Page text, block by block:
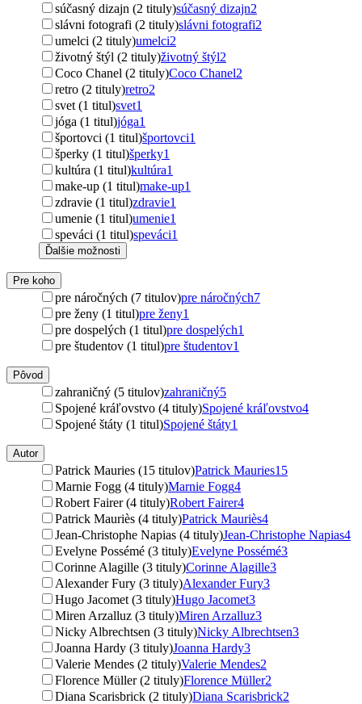
súčasný dizajn (2 tituly)súčasný dizajn2
slávni fotografi (2 tituly)slávni fotografi2
umelci (2 tituly)umelci2
životný štýl (2 tituly)životný štýl2
Coco Chanel (2 tituly)Coco Chanel2
retro (2 tituly)retro2
svet (1 titul)svet1
jóga (1 titul)jóga1
športovci (1 titul)športovci1
šperky (1 titul)šperky1
kultúra (1 titul)kultúra1
make-up (1 titul)make-up1
zdravie (1 titul)zdravie1
umenie (1 titul)umenie1
speváci (1 titul)speváci1
Ďalšie možnosti
Pre koho
pre náročných (7 titulov)pre náročných7
pre ženy (1 titul)pre ženy1
pre dospelých (1 titul)pre dospelých1
pre študentov (1 titul)pre študentov1
Pôvod
zahraničný (5 titulov)zahraničný5
Spojené kráľovstvo (4 tituly)Spojené kráľovstvo4
Spojené štáty (1 titul)Spojené štáty1
Autor
Patrick Mauries (15 titulov)Patrick Mauries15
Marnie Fogg (4 tituly)Marnie Fogg4
Robert Fairer (4 tituly)Robert Fairer4
Patrick Mauriès (4 tituly)Patrick Mauriès4
Jean-Christophe Napias (4 tituly)Jean-Christophe Napias4
Evelyne Possémé (3 tituly)Evelyne Possémé3
Corinne Alagille (3 tituly)Corinne Alagille3
Alexander Fury (3 tituly)Alexander Fury3
Hugo Jacomet (3 tituly)Hugo Jacomet3
Miren Arzalluz (3 tituly)Miren Arzalluz3
Nicky Albrechtsen (3 tituly)Nicky Albrechtsen3
Joanna Hardy (3 tituly)Joanna Hardy3
Valerie Mendes (2 tituly)Valerie Mendes2
Florence Müller (2 tituly)Florence Müller2
Diana Scarisbrick (2 tituly)Diana Scarisbrick2